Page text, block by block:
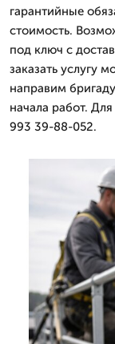
гарантийные
стоимость.
под ключ с
заказать услугу
направим
начала работ.
993 39-88-052.